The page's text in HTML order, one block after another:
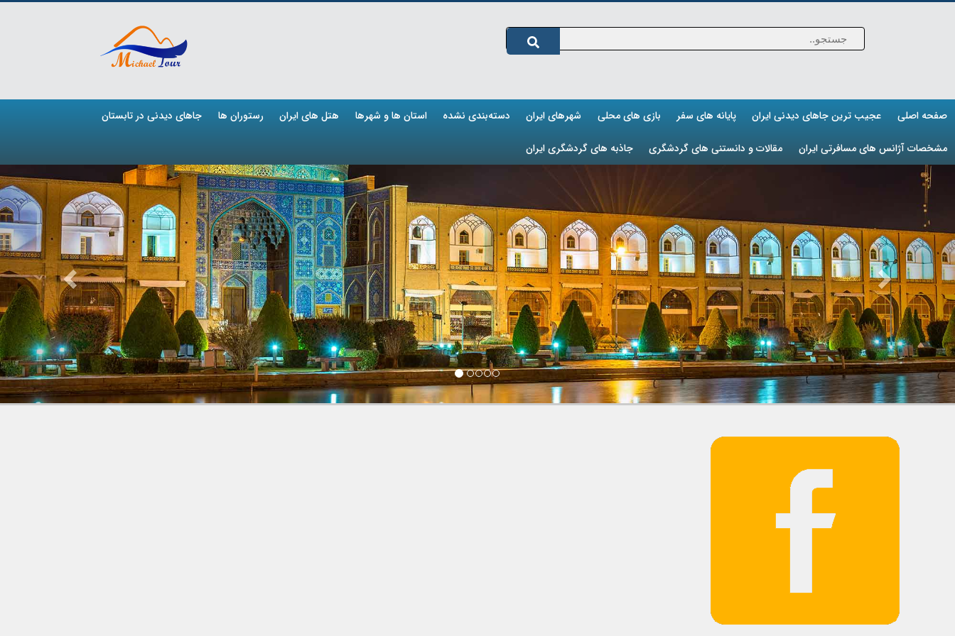
صفحه اصلی عجیب ترین جاهای دیدنی ایران پایانه های سفر بازی های محلی شهرهای ایران دسته‌بندی نشده استان ها و شهرها هتل های ایران رستوران ها جاهای دیدنی در تابستان
مشخصات آژانس های مسافرتی ایران مقالات و دانستنی های گردشگری جاذبه های گردشگری ایران